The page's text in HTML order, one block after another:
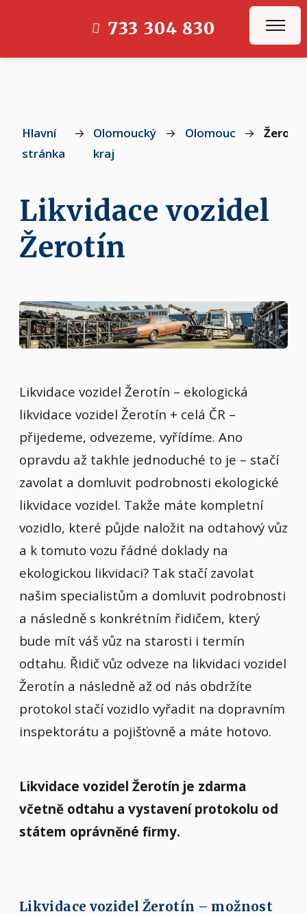
733 304 830
Hlavní
stránka
→
Olomoucký
kraj
→ Olomouc → Žerotín
Likvidace vozidel
Žerotín
Likvidace vozidel Žerotín – ekologická
likvidace vozidel Žerotín + celá ČR –
přijedeme, odvezeme, vyřídíme. Ano
opravdu až takhle jednoduché to je – stačí
zavolat a domluvit podrobnosti ekologické
likvidace vozidel. Takže máte kompletní
vozidlo, které půjde naložit na odtahový vůz
a k tomuto vozu řádné doklady na
ekologickou likvidaci? Tak stačí zavolat
našim specialistům a domluvit podrobnosti
a následně s konkrétním řidičem, který
bude mít váš vůz na starosti i termín
odtahu. Řidič vůz odveze na likvidaci vozidel
Žerotín a následně až od nás obdržíte
protokol stačí vozidlo vyřadit na dopravním
inspektorátu a pojišťovně a máte hotovo.
Likvidace vozidel Žerotín je zdarma
včetně odtahu a vystavení protokolu od
státem oprávněné firmy.
Likvidace vozidel Žerotín – možnost